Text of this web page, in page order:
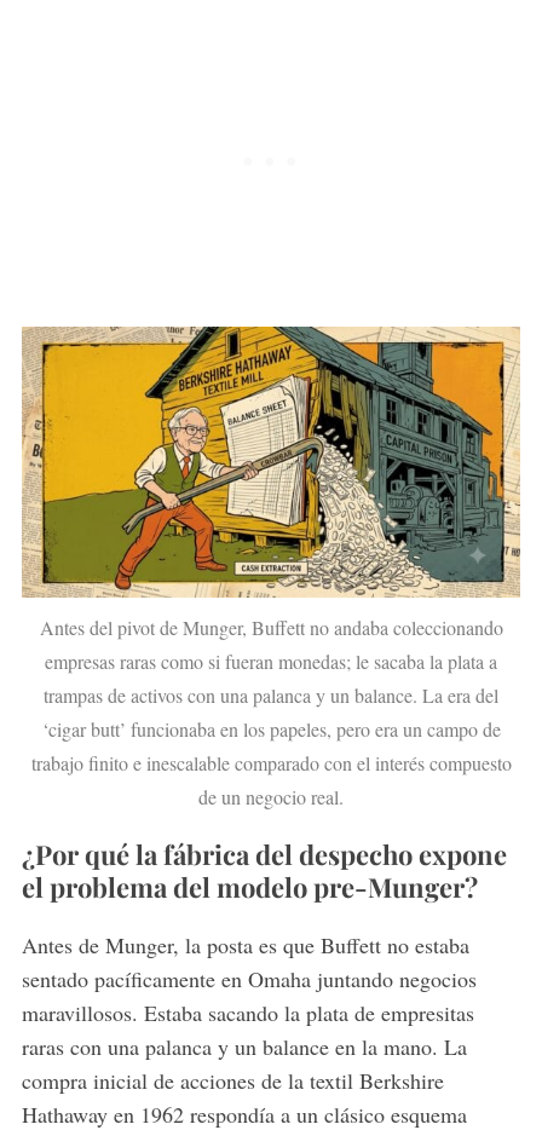
Antes del pivot de Munger, Buffett no andaba coleccionando
empresas raras como si fueran monedas; le sacaba la plata a
trampas de activos con una palanca y un balance. La era del
‘cigar butt’ funcionaba en los papeles, pero era un campo de
trabajo finito e inescalable comparado con el interés compuesto
de un negocio real.
¿Por qué la fábrica del despecho expone
el problema del modelo pre-Munger?
Antes de Munger, la posta es que Buffett no estaba
sentado pacíficamente en Omaha juntando negocios
maravillosos. Estaba sacando la plata de empresitas
raras con una palanca y un balance en la mano. La
compra inicial de acciones de la textil Berkshire
Hathaway en 1962 respondía a un clásico esquema